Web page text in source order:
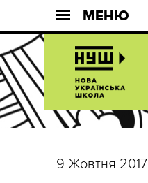
МЕНЮ
9 Жовтня 2017